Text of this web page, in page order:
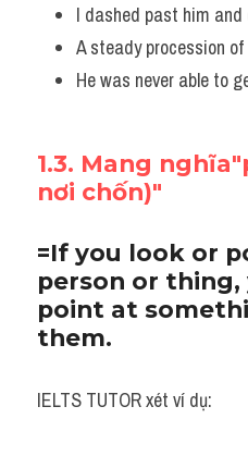
I dashed past him and
A steady procession
He was never able to
1.3. Mang
nơi chốn)"
=If you look or
person or
point at
them.
IELTS TUTOR xét ví dụ: